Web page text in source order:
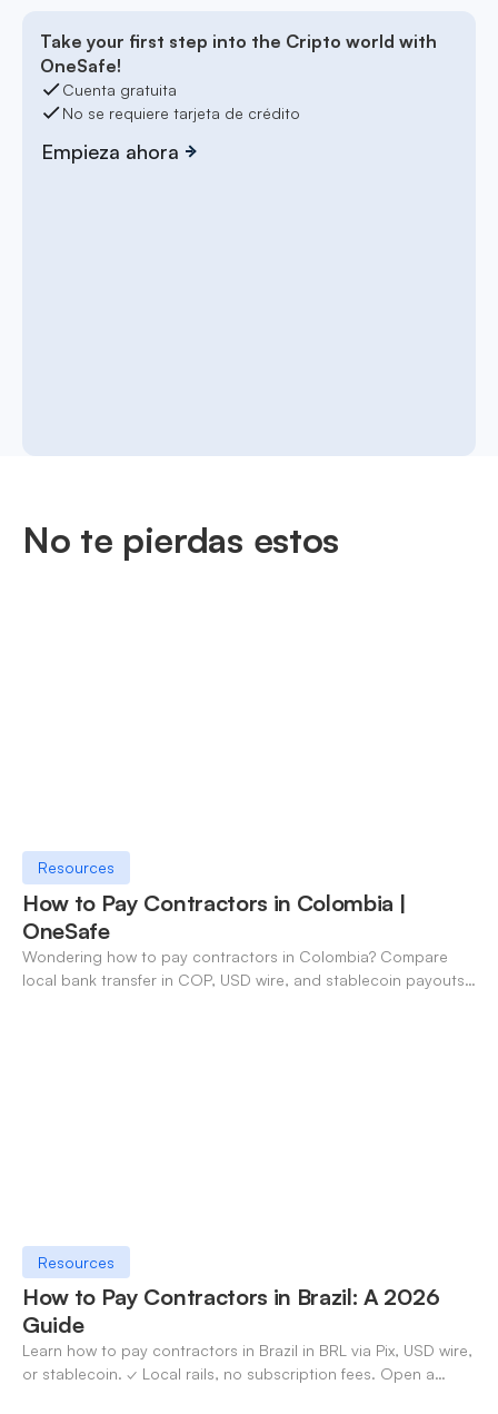
Take your first step into the Cripto world with
OneSafe!
Cuenta gratuita
No se requiere tarjeta de crédito
Empieza ahora
No te pierdas estos
Resources
How to Pay Contractors in Colombia |
OneSafe
Wondering how to pay contractors in Colombia? Compare
local bank transfer in COP, USD wire, and stablecoin payouts.
Resources
How to Pay Contractors in Brazil: A 2026
Guide
Learn how to pay contractors in Brazil in BRL via Pix, USD wire,
or stablecoin. ✓ Local rails, no subscription fees. Open a